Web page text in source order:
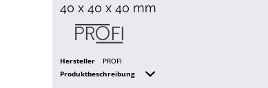
40 x 40 x 40 mm
Hersteller
PROFI
Produktbeschreibung